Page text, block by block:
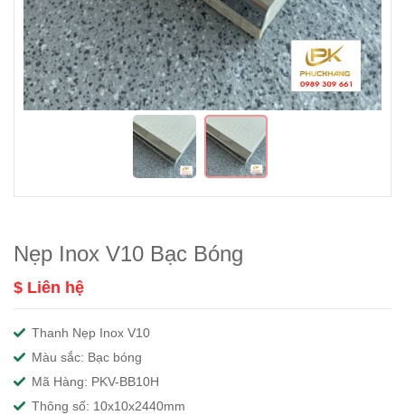
Nẹp Inox V10 Bạc Bóng
$ Liên hệ
Thanh Nẹp Inox V10
Màu sắc: Bạc bóng
Mã Hàng: PKV-BB10H
Thông số: 10x10x2440mm